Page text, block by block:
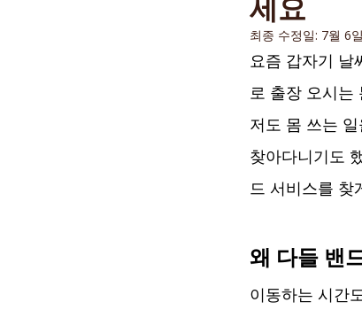
최종 수정일: 7월 6일
요즘 갑자기 날
로 출장 오시는
저도 몸 쓰는
찾아다니기도
드 서비스를 찾
왜 다들 밴
이동하는 시간